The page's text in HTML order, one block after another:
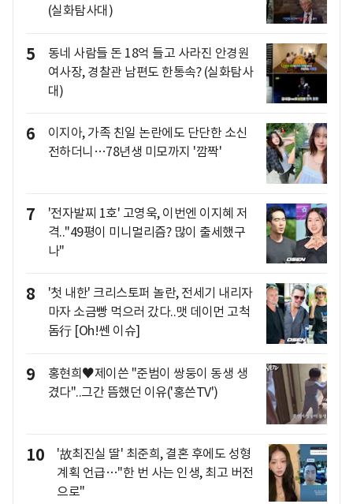
(실화탐사대)
5
동네 사람들 돈 18억 들고 사라진 안경원
여사장, 경찰관 남편도 한통속? (실화탐사
대)
6
이지아, 가족 친일 논란에도 단단한 소신
전하더니…78년생 미모까지 '깜짝'
7
'전자발찌 1호' 고영욱, 이번엔 이지혜 저
격.."49평이 미니멀리즘? 많이 출세했구
나"
8
'첫 내한' 크리스토퍼 놀란, 전세기 내리자
마자 소금빵 먹으러 갔다..맷 데이먼 고척
돔行 [Oh!쎈 이슈]
9
홍현희♥제이쓴 "준범이 쌍둥이 동생 생
겼다"..그간 뜸했던 이유('홍쓴TV')
10
'故최진실 딸' 최준희, 결혼 후에도 성형
계획 언급…"한 번 사는 인생, 최고 버전
으로"